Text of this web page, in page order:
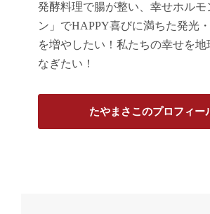
発酵料理で腸が整い、幸せホルモ
ン」でHAPPY喜びに満ちた発光
を増やしたい！私たちの幸せを地
なぎたい！
たやまさこのプロフィー